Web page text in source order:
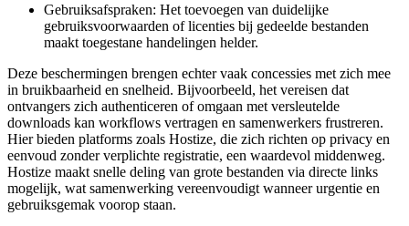
Gebruiksafspraken: Het toevoegen van duidelijke
gebruiksvoorwaarden of licenties bij gedeelde bestanden
maakt toegestane handelingen helder.
Deze beschermingen brengen echter vaak concessies met zich mee
in bruikbaarheid en snelheid. Bijvoorbeeld, het vereisen dat
ontvangers zich authenticeren of omgaan met versleutelde
downloads kan workflows vertragen en samenwerkers frustreren.
Hier bieden platforms zoals Hostize, die zich richten op privacy en
eenvoud zonder verplichte registratie, een waardevol middenweg.
Hostize maakt snelle deling van grote bestanden via directe links
mogelijk, wat samenwerking vereenvoudigt wanneer urgentie en
gebruiksgemak voorop staan.